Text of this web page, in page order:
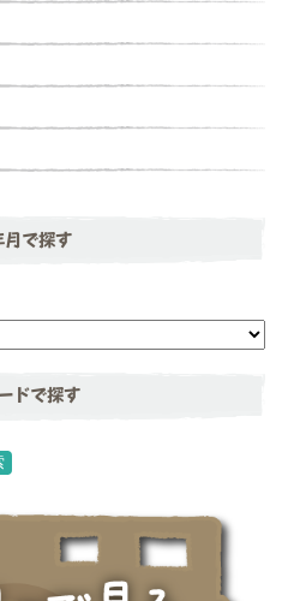
月で探す
ドで探す